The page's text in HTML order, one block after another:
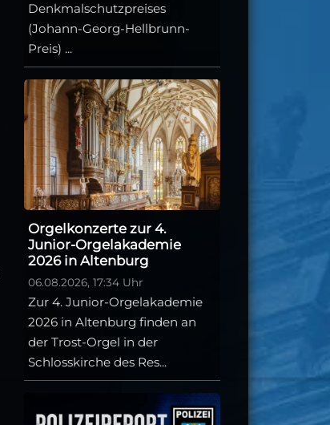
Denkmalschutzpreises
(Johann-Georg-Hellbrunn-
Preis) ...
Orgelkonzerte zur 4.
Junior-Orgelakademie
2026 in Altenburg
06.08.2026, 17:34 Uhr
Zur 4. Junior-Orgelakademie
2026 in Altenburg finden an
der Trost-Orgel in der
Schlosskirche des Res...